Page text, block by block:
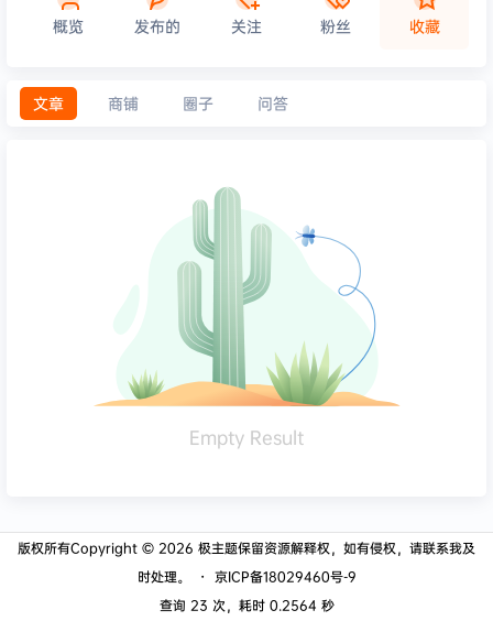
概览 发布的 关注 粉丝 收藏
文章 商铺 圈子 问答
Empty Result
版权所有Copyright © 2026 极主题保留资源解释权，如有侵权，请联系我及
时处理。
・ 京ICP备18029460号-9
查询 23 次，耗时 0.2564 秒